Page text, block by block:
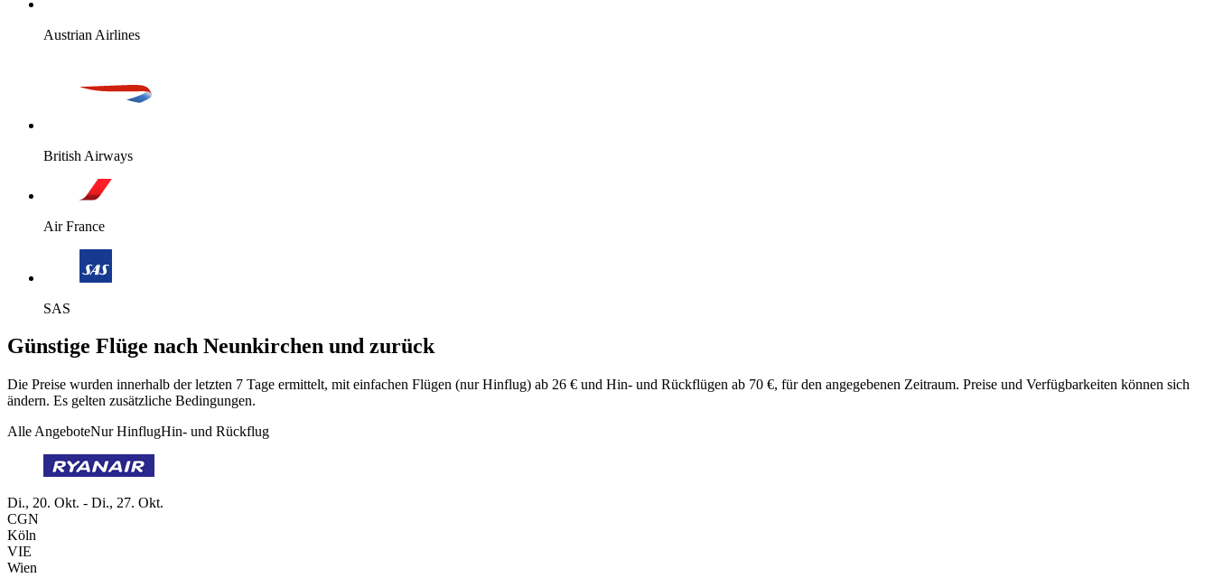
Austrian Airlines
British Airways
Air France
SAS
Günstige Flüge nach Neunkirchen und zurück
Die Preise wurden innerhalb der letzten 7 Tage ermittelt, mit einfachen Flügen (nur Hinflug) ab 26 € und Hin- und Rückflügen ab 70 €, für den angegebenen Zeitraum. Preise und Verfügbarkeiten können sich
ändern. Es gelten zusätzliche Bedingungen.
Alle AngeboteNur HinflugHin- und Rückflug
Di., 20. Okt. - Di., 27. Okt.
CGN
Köln
VIE
Wien